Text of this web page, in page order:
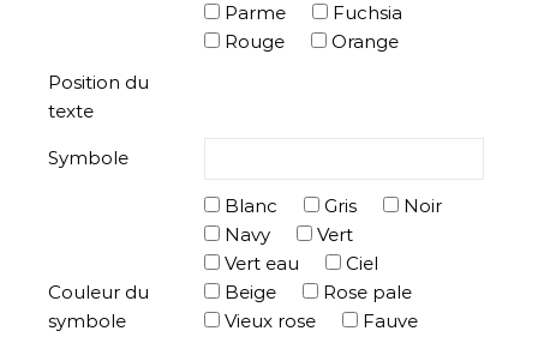
Parme
Fuchsia
Rouge
Orange
Position du
texte
Symbole
Couleur du
symbole
Blanc Gris
Noir
Navy
Vert
Vert eau
Ciel
Beige
Rose pale
Vieux rose
Fauve